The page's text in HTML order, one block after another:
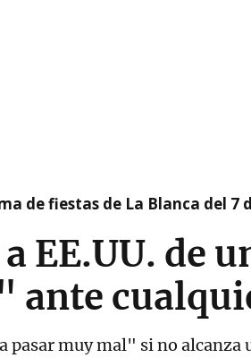
de fiestas de La Blanca del 7
EE.UU. de
ante
pasar muy mal" si no